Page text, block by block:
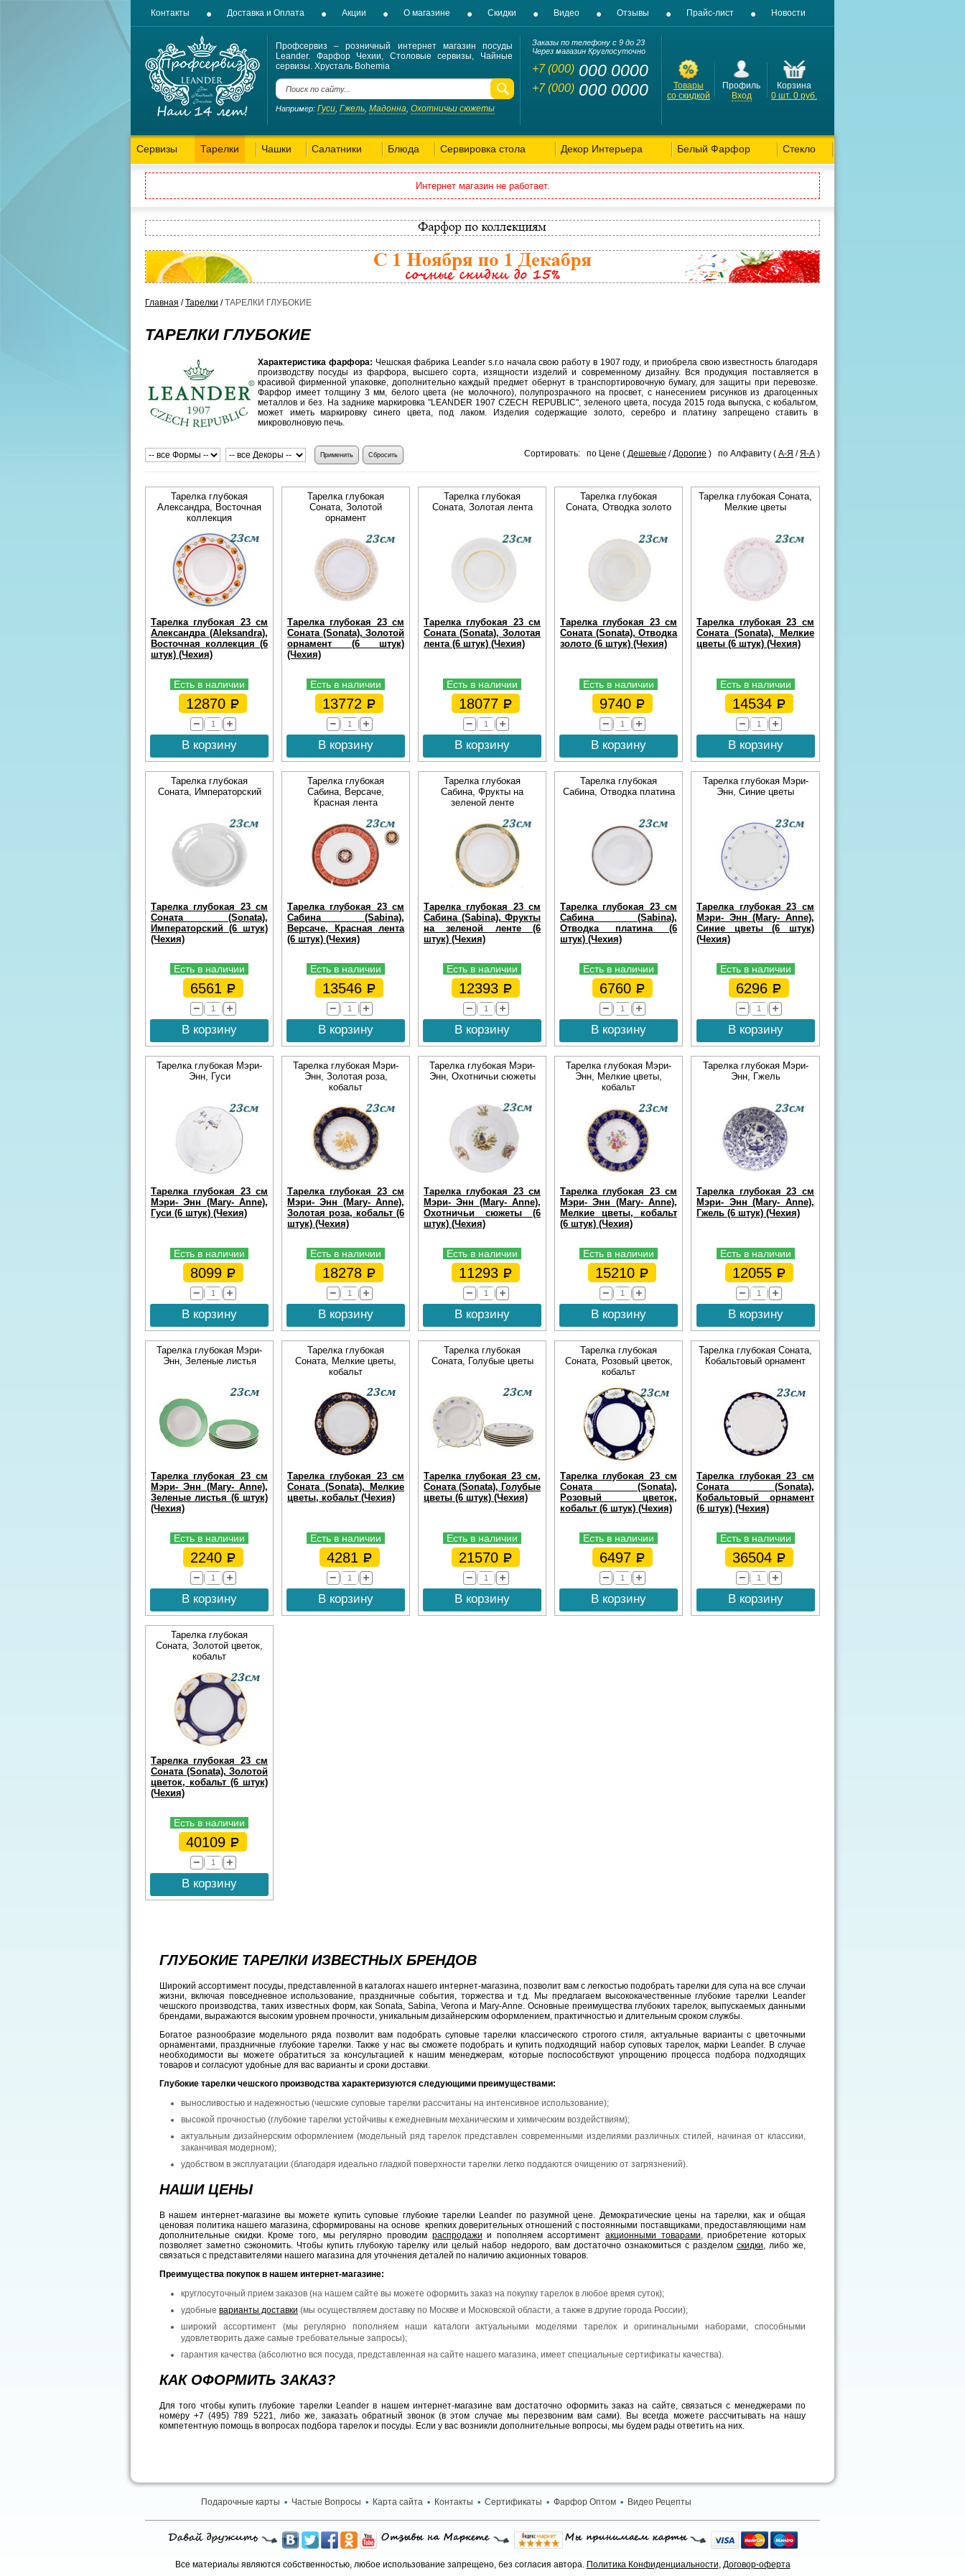
Контакты Доставка и Оплата Акции О магазине Скидки Видео Отзывы Прайс-лист Новости
Профсервиз – розничный интернет магазин посуды
Leander. Фарфор Чехии, Столовые сервизы, Чайные
сервизы. Хрусталь Bohemia
Например: Гуси Гжель Мадонна Охотничьи сюжеты
Заказы по телефону с 9 до 23
Через магазин Круглосуточно
+7 (000) 000 0000
+7 (000) 000 0000
Товары
со скидкой
Профиль
Вход
Корзина
0 шт. 0 руб.
Сервизы Тарелки Чашки Салатники Блюда Сервировка стола Декор Интерьера Белый Фарфор Стекло
Интернет магазин не работает.
Главная /Тарелки /ТАРЕЛКИ ГЛУБОКИЕ
ТАРЕЛКИ ГЛУБОКИЕ
Характеристика фарфора: Чешская фабрика Leander s.r.o начала свою работу в 1907 году, и приобрела свою известность благодаря
производству посуды из фарфора, высшего сорта, изящности изделий и современному дизайну. Вся продукция поставляется в
красивой фирменной упаковке, дополнительно каждый предмет обернут в транспортировочную бумагу, для защиты при перевозке.
Фарфор имеет толщину 3 мм, белого цвета (не молочного), полупрозрачного на просвет, с нанесением рисунков из драгоценных
металлов и без. На заднике маркировка "LEANDER 1907 CZECH REPUBLIC", зеленого цвета, посуда 2015 года выпуска, с кобальтом,
может иметь маркировку синего цвета, под лаком. Изделия содержащие золото, серебро и платину запрещено ставить в
микроволновую печь.
Сортировать: по Цене ( Дешевые /Дорогие ) по Алфавиту ( А-Я /Я-А )
Тарелка глубокая
Александра, Восточная
коллекция
Тарелка глубокая 23 см
Александра (Aleksandra),
Восточная коллекция (6
штук) (Чехия)
Есть в наличии
12870
В корзину
Тарелка глубокая
Соната, Золотой
орнамент
Тарелка глубокая 23 см
Соната (Sonata), Золотой
орнамент (6 штук)
(Чехия)
Есть в наличии
13772
В корзину
Тарелка глубокая
Соната, Золотая лента
Тарелка глубокая 23 см
Соната (Sonata), Золотая
лента (6 штук) (Чехия)
Есть в наличии
18077
В корзину
Тарелка глубокая
Соната, Отводка золото
Тарелка глубокая 23 см
Соната (Sonata), Отводка
золото (6 штук) (Чехия)
Есть в наличии
9740
В корзину
Тарелка глубокая Соната,
Мелкие цветы
Тарелка глубокая 23 см
Соната (Sonata), Мелкие
цветы (6 штук) (Чехия)
Есть в наличии
14534
В корзину
Тарелка глубокая
Соната, Императорский
Тарелка глубокая 23 см
Соната (Sonata),
Императорский (6 штук)
(Чехия)
Есть в наличии
6561
В корзину
Тарелка глубокая
Сабина, Версаче,
Красная лента
Тарелка глубокая 23 см
Сабина (Sabina),
Версаче, Красная лента
(6 штук) (Чехия)
Есть в наличии
13546
В корзину
Тарелка глубокая
Сабина, Фрукты на
зеленой ленте
Тарелка глубокая 23 см
Сабина (Sabina), Фрукты
на зеленой ленте (6
штук) (Чехия)
Есть в наличии
12393
В корзину
Тарелка глубокая
Сабина, Отводка платина
Тарелка глубокая 23 см
Сабина (Sabina),
Отводка платина (6
штук) (Чехия)
Есть в наличии
6760
В корзину
Тарелка глубокая Мэри-
Энн, Синие цветы
Тарелка глубокая 23 см
Мэри- Энн (Mary- Anne),
Синие цветы (6 штук)
(Чехия)
Есть в наличии
6296
В корзину
Тарелка глубокая Мэри-
Энн, Гуси
Тарелка глубокая 23 см
Мэри- Энн (Mary- Anne),
Гуси (6 штук) (Чехия)
Есть в наличии
8099
В корзину
Тарелка глубокая Мэри-
Энн, Золотая роза,
кобальт
Тарелка глубокая 23 см
Мэри- Энн (Mary- Anne),
Золотая роза, кобальт (6
штук) (Чехия)
Есть в наличии
18278
В корзину
Тарелка глубокая Мэри-
Энн, Охотничьи сюжеты
Тарелка глубокая 23 см
Мэри- Энн (Mary- Anne),
Охотничьи сюжеты (6
штук) (Чехия)
Есть в наличии
11293
В корзину
Тарелка глубокая Мэри-
Энн, Мелкие цветы,
кобальт
Тарелка глубокая 23 см
Мэри- Энн (Mary- Anne),
Мелкие цветы, кобальт
(6 штук) (Чехия)
Есть в наличии
15210
В корзину
Тарелка глубокая Мэри-
Энн, Гжель
Тарелка глубокая 23 см
Мэри- Энн (Mary- Anne),
Гжель (6 штук) (Чехия)
Есть в наличии
12055
В корзину
Тарелка глубокая Мэри-
Энн, Зеленые листья
Тарелка глубокая 23 см
Мэри- Энн (Mary- Anne),
Зеленые листья (6 штук)
(Чехия)
Есть в наличии
2240
В корзину
Тарелка глубокая
Соната, Мелкие цветы,
кобальт
Тарелка глубокая 23 см
Соната (Sonata), Мелкие
цветы, кобальт (Чехия)
Есть в наличии
4281
В корзину
Тарелка глубокая
Соната, Голубые цветы
Тарелка глубокая 23 см,
Соната (Sonata), Голубые
цветы (6 штук) (Чехия)
Есть в наличии
21570
В корзину
Тарелка глубокая
Соната, Розовый цветок,
кобальт
Тарелка глубокая 23 см
Соната (Sonata),
Розовый цветок,
кобальт (6 штук) (Чехия)
Есть в наличии
6497
В корзину
Тарелка глубокая Соната,
Кобальтовый орнамент
Тарелка глубокая 23 см
Соната (Sonata),
Кобальтовый орнамент
(6 штук) (Чехия)
Есть в наличии
36504
В корзину
Тарелка глубокая
Соната, Золотой цветок,
кобальт
Тарелка глубокая 23 см
Соната (Sonata), Золотой
цветок, кобальт (6 штук)
(Чехия)
Есть в наличии
40109
В корзину
ГЛУБОКИЕ ТАРЕЛКИ ИЗВЕСТНЫХ БРЕНДОВ
Широкий ассортимент посуды, представленной в каталогах нашего интернет-магазина, позволит вам с легкостью подобрать тарелки для супа на все случаи
жизни, включая повседневное использование, праздничные события, торжества и т.д. Мы предлагаем высококачественные глубокие тарелки Leander
чешского производства, таких известных форм, как Sonata, Sabina, Verona и Mary-Anne. Основные преимущества глубоких тарелок, выпускаемых данными
брендами, выражаются высоким уровнем прочности, уникальным дизайнерским оформлением, практичностью и длительным сроком службы.
Богатое разнообразие модельного ряда позволит вам подобрать суповые тарелки классического строгого стиля, актуальные варианты с цветочными
орнаментами, праздничные глубокие тарелки. Также у нас вы сможете подобрать и купить подходящий набор суповых тарелок, марки Leander. В случае
необходимости вы можете обратиться за консультацией к нашим менеджерам, которые поспособствуют упрощению процесса подбора подходящих
товаров и согласуют удобные для вас варианты и сроки доставки.
Глубокие тарелки чешского производства характеризуются следующими преимуществами:
выносливостью и надежностью (чешские суповые тарелки рассчитаны на интенсивное использование);
высокой прочностью (глубокие тарелки устойчивы к ежедневным механическим и химическим воздействиям);
актуальным дизайнерским оформлением (модельный ряд тарелок представлен современными изделиями различных стилей, начиная от классики,
заканчивая модерном);
удобством в эксплуатации (благодаря идеально гладкой поверхности тарелки легко поддаются очищению от загрязнений).
НАШИ ЦЕНЫ
В нашем интернет-магазине вы можете купить суповые глубокие тарелки Leander по разумной цене. Демократические цены на тарелки, как и общая
ценовая политика нашего магазина, сформированы на основе крепких доверительных отношений с постоянными поставщиками, предоставляющими нам
дополнительные скидки. Кроме того, мы регулярно проводим распродажи и пополняем ассортиментакционными товарами, приобретение которых
позволяет заметно сэкономить. Чтобы купить глубокую тарелку или целый набор недорого, вам достаточно ознакомиться с разделом скидки, либо же,
связаться с представителями нашего магазина для уточнения деталей по наличию акционных товаров.
Преимущества покупок в нашем интернет-магазине:
круглосуточный прием заказов (на нашем сайте вы можете оформить заказ на покупку тарелок в любое время суток);
удобные варианты доставки (мы осуществляем доставку по Москве и Московской области, а также в другие города России);
широкий ассортимент (мы регулярно пополняем наши каталоги актуальными моделями тарелок и оригинальными наборами, способными
удовлетворить даже самые требовательные запросы);
гарантия качества (абсолютно вся посуда, представленная на сайте нашего магазина, имеет специальные сертификаты качества).
КАК ОФОРМИТЬ ЗАКАЗ?
Для того чтобы купить глубокие тарелки Leander в нашем интернет-магазине вам достаточно оформить заказ на сайте, связаться с менеджерами по
номеру +7 (495) 789 5221, либо же, заказать обратный звонок (в этом случае мы перезвоним вам сами). Вы всегда можете рассчитывать на нашу
компетентную помощь в вопросах подбора тарелок и посуды. Если у вас возникли дополнительные вопросы, мы будем рады ответить на них.
Подарочные карты ▪ Частые Вопросы ▪ Карта сайта ▪ Контакты ▪ Сертификаты ▪ Фарфор Оптом ▪ Видео Рецепты
Все материалы являются собственностью, любое использование запрещено, без согласия автора. Политика Конфиденциальности, Договор-оферта